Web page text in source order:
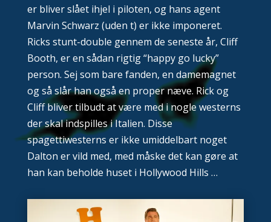
er bliver slået ihjel i piloten, og hans agent
Marvin Schwarz (uden t) er ikke imponeret.
Ricks stunt-double gennem de seneste år, Cliff
Booth, er en sådan rigtig “happy go lucky”
person. Sej som bare fanden, en damemagnet
og så slår han også en proper næve. Rick og
Cliff bliver tilbudt at være med i nogle westerns
der skal indspilles i Italien. Disse
spagettiwesterns er ikke umiddelbart noget
Dalton er vild med, med måske det kan gøre at
han kan beholde huset i Hollywood Hills …